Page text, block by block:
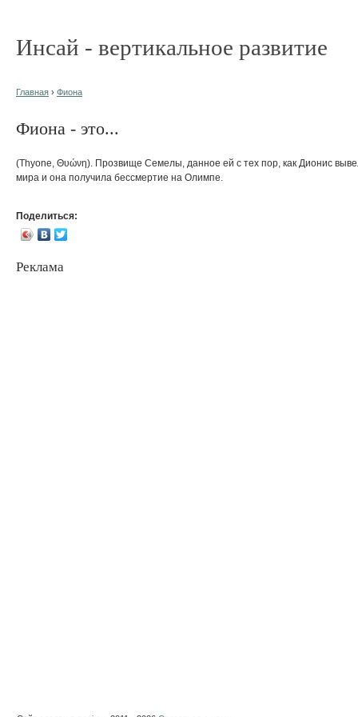
Инсай - вертикальное развитие
Главная › Фиона
Фиона - это...
(Thyone, Θυώνη). Прозвище Семелы, данное ей с тех пор, как Дионис
мира и она получила бессмертие на Олимпе.
Поделиться:
Реклама